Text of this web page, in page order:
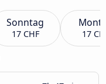
Sonntag
17 CHF 17